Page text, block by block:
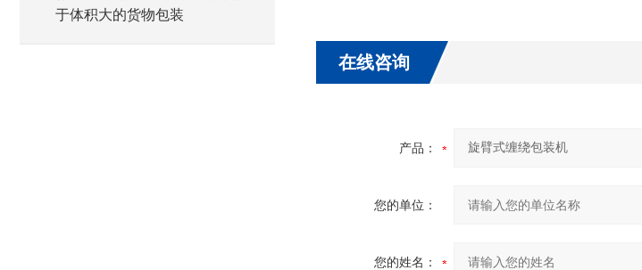
于体积大的货物包装
在线咨询
产品：
您的单位：
您的姓名：